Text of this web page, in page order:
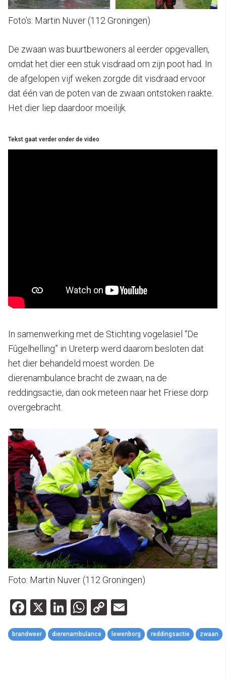
Foto’s: Martin Nuver (112 Groningen)
De zwaan was buurtbewoners al eerder opgevallen,
omdat het dier een stuk visdraad om zijn poot had. In
de afgelopen vijf weken zorgde dit visdraad ervoor
dat één van de poten van de zwaan ontstoken raakte.
Het dier liep daardoor moeilijk.
Tekst gaat verder onder de video
In samenwerking met de Stichting vogelasiel “De
Fûgelhelling” in Ureterp werd daarom besloten dat
het dier behandeld moest worden. De
dierenambulance bracht de zwaan, na de
reddingsactie, dan ook meteen naar het Friese dorp
overgebracht.
Foto: Martin Nuver (112 Groningen)
Facebook
X LinkedIn
WhatsApp
Copy
Link
brandweer dierenambulance lewenborg reddingsactie zwaan